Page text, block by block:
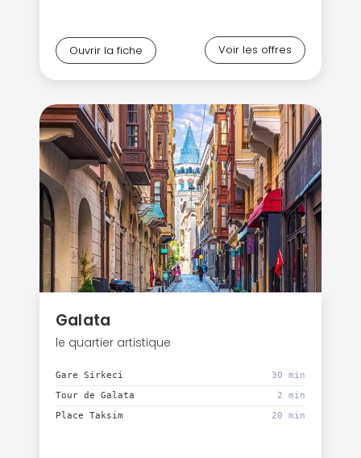
Ouvrir la fiche Voir les offres
Galata
le quartier artistique
Gare Sirkeci
30 min
Tour de Galata
2 min
Place Taksim
20 min